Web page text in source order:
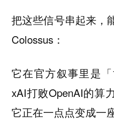
把这些信号串起来，
Colossus：
它在官方叙事里是
xAI打败OpenAI的算
它正在一点点变成一